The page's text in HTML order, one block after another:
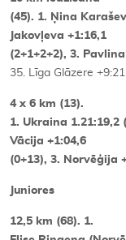
(45). 1. Ņina
Jakovļeva +1:16,1
(2+1+2+2), 3.
35. Līga Glāzere
4 x 6 km (13).
1. Ukraina 1.21:19,2
Vācija +1:04,6
(0+13), 3. Norvēģija
Juniores
12,5 km (68). 1.